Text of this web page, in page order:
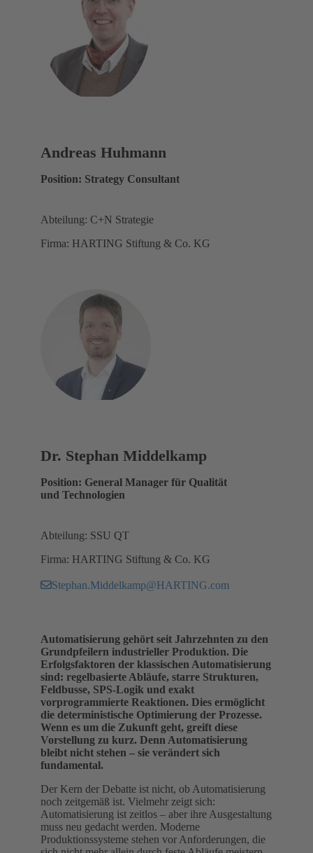
Andreas Huhmann
Position: Strategy Consultant
Abteilung: C+N Strategie
Firma: HARTING Stiftung & Co. KG
Dr. Stephan Middelkamp
Position: General Manager für Qualität
und Technologien
Abteilung: SSU QT
Firma: HARTING Stiftung & Co. KG
Stephan.Middelkamp@HARTING.com
Automatisierung gehört seit Jahrzehnten zu den
Grundpfeilern industrieller Produktion. Die
Erfolgsfaktoren der klassischen Automatisierung
sind: regelbasierte Abläufe, starre Strukturen,
Feldbusse, SPS‑Logik und exakt
vorprogrammierte Reaktionen. Dies ermöglicht
die deterministische Optimierung der Prozesse.
Wenn es um die Zukunft geht, greift diese
Vorstellung zu kurz. Denn Automatisierung
bleibt nicht stehen – sie verändert sich
fundamental.
Der Kern der Debatte ist nicht, ob Automatisierung
noch zeitgemäß ist. Vielmehr zeigt sich:
Automatisierung ist zeitlos – aber ihre Ausgestaltung
muss neu gedacht werden. Moderne
Produktionssysteme stehen vor Anforderungen, die